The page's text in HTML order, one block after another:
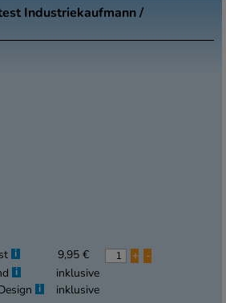
Industriekaufmann /
i 9,95 € + -
i
inklusive
i inklusive